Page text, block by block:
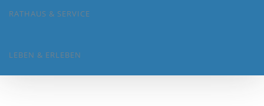
RATHAUS & SERVICE
LEBEN & ERLEBEN